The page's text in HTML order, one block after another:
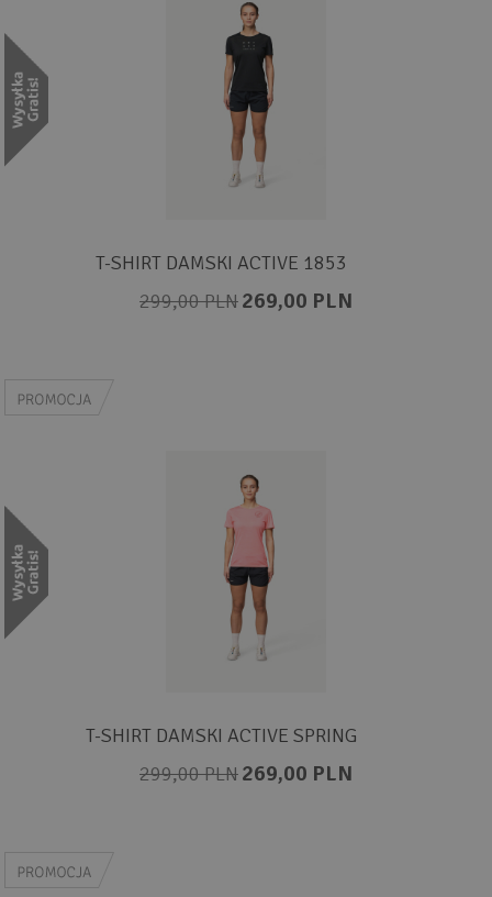
T-SHIRT DAMSKI ACTIVE 1853
299,00 PLN269,00 PLN
T-SHIRT DAMSKI ACTIVE SPRING
299,00 PLN269,00 PLN